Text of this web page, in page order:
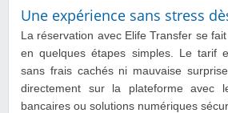
Une expérience sans stress
La réservation avec Elife Transfer se
en quelques étapes simples. Le tarif
sans frais cachés ni mauvaise
directement sur la plateforme avec
bancaires ou solutions numériques